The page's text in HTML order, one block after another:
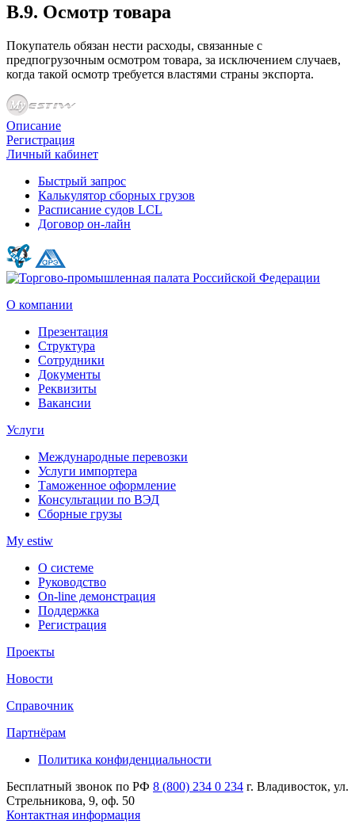
B.9. Осмотр товара
Покупатель обязан нести расходы, связанные с
предпогрузочным осмотром товара, за исключением случаев,
когда такой осмотр требуется властями страны экспорта.
Описание
Регистрация
Личный кабинет
Быстрый запрос
Калькулятор сборных грузов
Расписание судов LCL
Договор он-лайн
О компании
Презентация
Структура
Сотрудники
Документы
Реквизиты
Вакансии
Услуги
Международные перевозки
Услуги импортера
Таможенное оформление
Консультации по ВЭД
Сборные грузы
My estiw
О системе
Руководство
On-line демонстрация
Поддержка
Регистрация
Проекты
Новости
Справочник
Партнёрам
Политика конфиденциальности
Бесплатный звонок по РФ 8 (800) 234 0 234 г. Владивосток, ул.
Стрельникова, 9, оф. 50
Контактная информация